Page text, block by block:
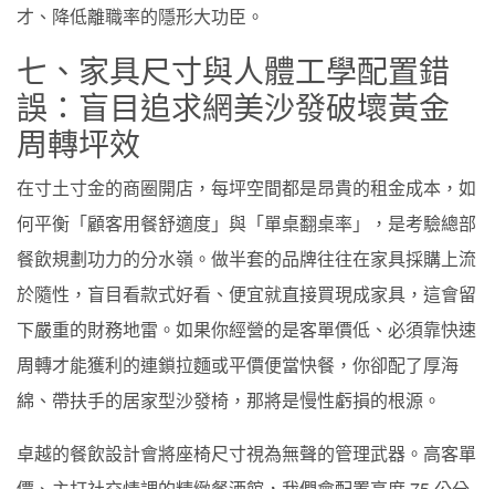
才、降低離職率的隱形大功臣。
七、家具尺寸與人體工學配置錯
誤：盲目追求網美沙發破壞黃金
周轉坪效
在寸土寸金的商圈開店，每坪空間都是昂貴的租金成本，如
何平衡「顧客用餐舒適度」與「單桌翻桌率」，是考驗總部
餐飲規劃功力的分水嶺。做半套的品牌往往在家具採購上流
於隨性，盲目看款式好看、便宜就直接買現成家具，這會留
下嚴重的財務地雷。如果你經營的是客單價低、必須靠快速
周轉才能獲利的連鎖拉麵或平價便當快餐，你卻配了厚海
綿、帶扶手的居家型沙發椅，那將是慢性虧損的根源。
卓越的餐飲設計會將座椅尺寸視為無聲的管理武器。高客單